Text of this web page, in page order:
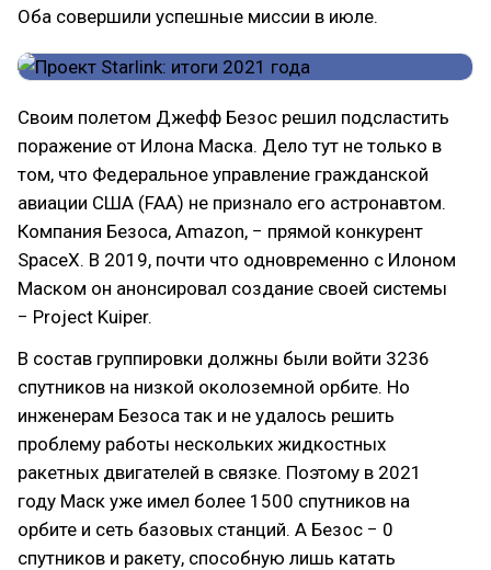
Оба совершили успешные миссии в июле.
Своим полетом Джефф Безос решил подсластить
поражение от Илона Маска. Дело тут не только в
том, что Федеральное управление гражданской
авиации США (FAA) не признало его астронавтом.
Компания Безоса, Amazon, − прямой конкурент
SpaceX. В 2019, почти что одновременно с Илоном
Маском он анонсировал создание своей системы
− Project Kuiper.
В состав группировки должны были войти 3236
спутников на низкой околоземной орбите. Но
инженерам Безоса так и не удалось решить
проблему работы нескольких жидкостных
ракетных двигателей в связке. Поэтому в 2021
году Маск уже имел более 1500 спутников на
орбите и сеть базовых станций. А Безос − 0
спутников и ракету, способную лишь катать